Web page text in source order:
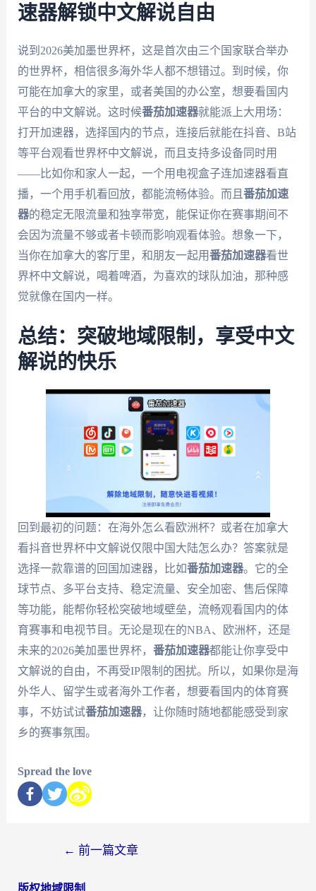
速器解锁中文解说自由
说到2026美加墨世界杯，这是首次由三个国家联合举办
的世界杯，相信很多海外华人都不想错过。到时候，你
可能在加拿大的家里，或者美国的办公室，想要看国内
平台的中文解说。这时候番茄加速器就能派上大用场：
打开加速器，选择国内的节点，连接后就能在抖音、B站
等平台观看世界杯中文解说，而且支持多设备同时用
——比如你和家人一起，一个用电视盒子连加速器看直
播，一个用手机看回放，都能流畅体验。而且 番茄加速
器的稳定无限流量和独享带宽，能保证你在赛事期间不
会因为流量不够或者卡顿而影响观看体验。想象一下，
当你在加拿大的客厅里，和朋友一起用番茄加速器看世
界杯中文解说，喝着啤酒，为喜欢的球队加油，那种感
觉就像在国内一样。
总结：突破地域限制，享受中文
解说的快乐
回到最初的问题：在海外怎么看欧洲杯？或者在加拿大
看抖音世界杯中文解说仅限中国大陆怎么办？答案就是
选择一款靠谱的回国加速器，比如番茄加速器。它的全
球节点、多平台支持、稳定流量、安全加密、售后保障
等功能，能帮你轻松突破地域壁垒，流畅观看国内的体
育赛事和电视节目。无论是现在的NBA、欧洲杯，还是
未来的2026美加墨世界杯， 番茄加速器都能让你享受中
文解说的自由，不再受IP限制的困扰。所以，如果你是海
外华人、留学生或者海外工作者，想要看国内的体育赛
事，不妨试试番茄加速器，让你随时随地都能感受到家
乡的赛事氛围。
Spread the love
← 前一篇文章
版权地域限制